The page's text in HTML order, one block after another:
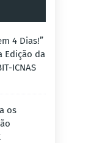
4 Dias!”
Edição da
ICNAS
os